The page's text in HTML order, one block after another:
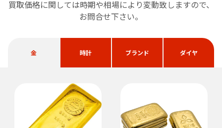
買取価格に関しては時期や相場により変動致しますので、
お問合せ下さい。
金 時計 ブランド ダイヤ